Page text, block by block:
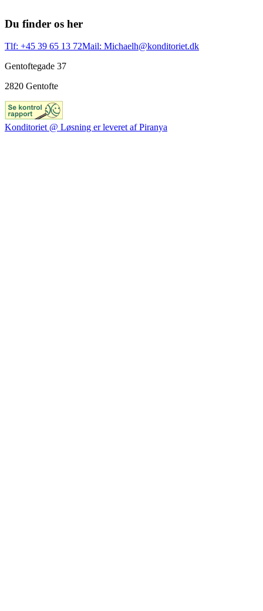
Du finder os her
Tlf: +45 39 65 13 72Mail: Michaelh@konditoriet.dk
Gentoftegade 37
2820 Gentofte
Konditoriet @ Løsning er leveret af Piranya